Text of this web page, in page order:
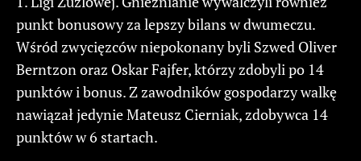
punkt bonusowy za lepszy bilans w dwumeczu.
Wśród zwycięzców niepokonany byli Szwed Oliver
Berntzon oraz Oskar Fajfer, którzy zdobyli po 14
punktów i bonus. Z zawodników gospodarzy walkę
nawiązał jedynie Mateusz Cierniak, zdobywca 14
punktów w 6 startach.